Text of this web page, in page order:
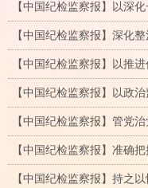
【中国纪检监察报】以深
【中国纪检监察报】深化
【中国纪检监察报】以推
【中国纪检监察报】以政
【中国纪检监察报】管党
【中国纪检监察报】准确
【中国纪检监察报】持之